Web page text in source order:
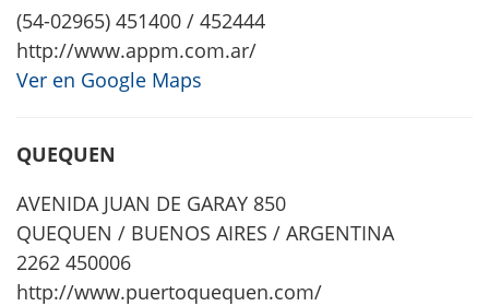
(54-02965) 451400 / 452444
http://www.appm.com.ar/
Ver en Google Maps
QUEQUEN
AVENIDA JUAN DE GARAY 850
QUEQUEN / BUENOS AIRES / ARGENTINA
2262 450006
http://www.puertoquequen.com/